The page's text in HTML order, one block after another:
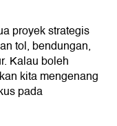
proyek strategis
tol, bendungan,
Kalau boleh
kita mengenang
pada